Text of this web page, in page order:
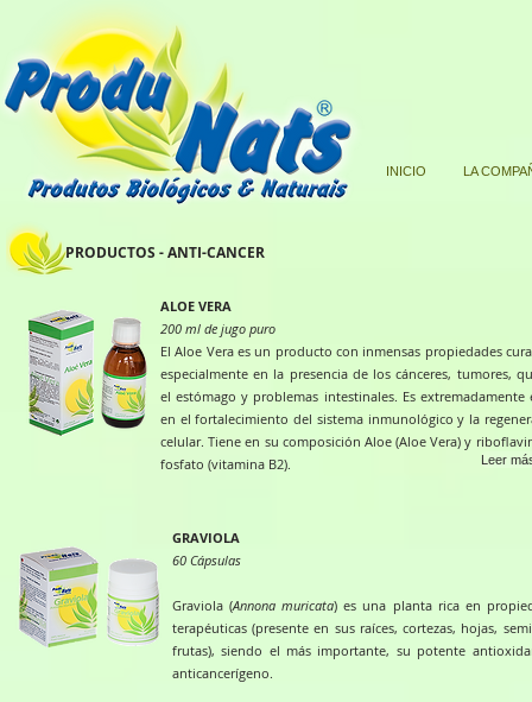
PRODUCTOS - ANTI-CANCER
ALOE VERA
200 ml de jugo puro
El Aloe Vera es un producto con inmensas propiedades
especialmente en la presencia de los cánceres, tumores,
el estómago y problemas intestinales. Es extremadamente
en el fortalecimiento del sistema inmunológico y la
celular. Tiene en su composición Aloe (Aloe Vera) y
fosfato (vitamina B2).
Leer
LA
INICIO
GRAVIOLA
60 Cápsulas
Graviola (Annona muricata) es una planta rica en
terapéuticas (presente en sus raíces, cortezas, hojas,
frutas), siendo el más importante, su potente
anticancerígeno.